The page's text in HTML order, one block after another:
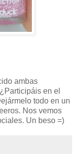
ambas
en el
todo en un
Nos vemos
Un beso =)